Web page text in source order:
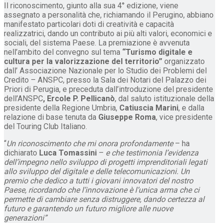
Il riconoscimento, giunto alla sua 4° edizione, viene
assegnato a personalità che, richiamando il Perugino, abbiano
manifestato particolari doti di creatività e capacità
realizzatrici, dando un contributo ai più alti valori, economici e
sociali, del sistema Paese. La premiazione è avvenuta
nell’ambito del convegno sul tema “Turismo digitale e
cultura per la valorizzazione del territorio” organizzato
dall’ Associazione Nazionale per lo Studio dei Problemi del
Credito – ANSPC, presso la Sala dei Notari del Palazzo dei
Priori di Perugia, e preceduta dall’introduzione del presidente
dell’ANSPC, Ercole P. Pellicanò, dal saluto istituzionale della
presidente della Regione Umbria, Catiuscia Marini, e dalla
relazione di base tenuta da Giuseppe Roma, vice presidente
del Touring Club Italiano.
“Un riconoscimento che mi onora profondamente– ha
dichiarato Luca Tomassini – e che testimonia l’evidenza
dell’impegno nello sviluppo di progetti imprenditoriali legati
allo sviluppo del digitale e delle telecomunicazioni. Un
premio che dedico a tutti i giovani innovatori del nostro
Paese, ricordando che l’innovazione è l’unica arma che ci
permette di cambiare senza distruggere, dando certezza al
futuro e garantendo un futuro migliore alle nuove
generazioni”